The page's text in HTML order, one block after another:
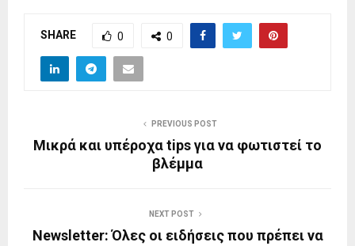
SHARE 0 0
PREVIOUS POST
Μικρά και υπέροχα tips για να φωτιστεί το
βλέμμα
NEXT POST
Newsletter: Όλες οι ειδήσεις που πρέπει να